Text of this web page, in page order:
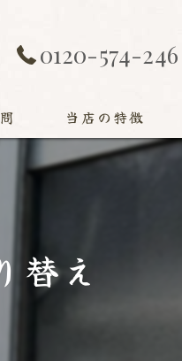
0120-574-246
当店の特徴
網戸
替え